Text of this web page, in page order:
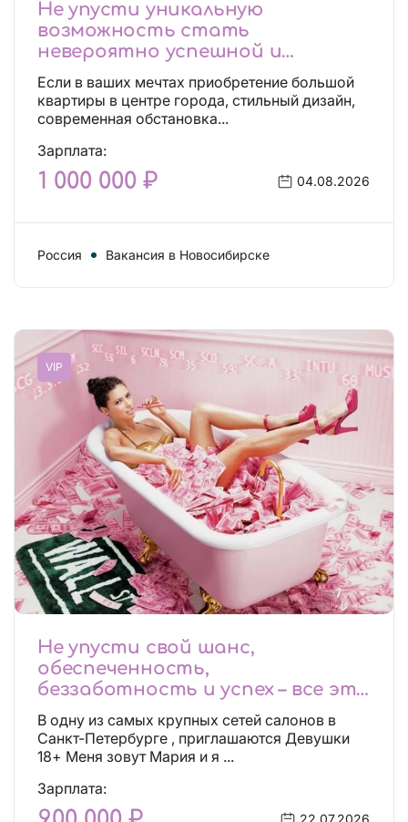
Не упусти уникальную
возможность стать
невероятно успешной и
независимой!
Если в ваших мечтах приобретение большой
квартиры в центре города, стильный дизайн,
современная обстановка...
Зарплата:
1 000 000 ₽ 04.08.2026
Россия Вакансия в Новосибирске
VIP
Не упусти свой шанс,
обеспеченность,
беззаботность и успех – все это
будет уже завтра, поспеши!
Лучшие условия!
В одну из самых крупных сетей салонов в
Санкт-Петербурге , приглашаются Девушки
18+ Меня зовут Мария и я ...
Зарплата:
22.07.2026